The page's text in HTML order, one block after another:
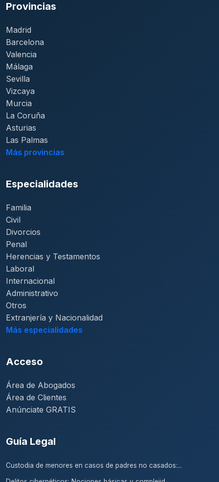
Provincias
Madrid
Barcelona
Valencia
Málaga
Sevilla
Vizcaya
Murcia
La Coruña
Asturias
Las Palmas
Más provincias
Especialidades
Familia
Civil
Divorcios
Penal
Herencias y Testamentos
Laboral
Internacional
Administrativo
Otros
Extranjería y Nacionalidad
Más especialidades
Acceso
Área de Abogados
Área de Clientes
Anúnciate GRATIS
Guía Legal
Custodia de menores en casos de padres no casados:...